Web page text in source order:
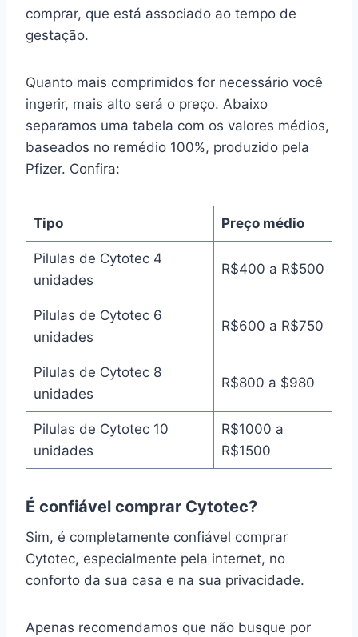
comprar, que está associado ao tempo de
gestação.
Quanto mais comprimidos for necessário você
ingerir, mais alto será o preço. Abaixo
separamos uma tabela com os valores médios,
baseados no remédio 100%, produzido pela
Pfizer. Confira:
Tipo Preço médio
Pilulas de Cytotec 4
unidades
R$400 a R$500
Pilulas de Cytotec 6
unidades
R$600 a R$750
Pilulas de Cytotec 8
unidades
R$800 a $980
Pilulas de Cytotec 10
unidades
R$1000 a
R$1500
É confiável comprar Cytotec?
Sim, é completamente confiável comprar
Cytotec, especialmente pela internet, no
conforto da sua casa e na sua privacidade.
Apenas recomendamos que não busque por